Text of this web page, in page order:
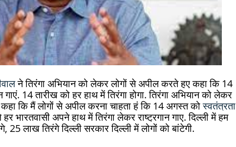
ने तिरंगा अभियान को लेकर लोगों से अपील करते हुए कहा कि 14
गाएं. 14 तारीख को हर हाथ में तिरंगा होगा. तिरंगा अभियान को लेकर
कि मैं लोगों से अपील करना चाहता हूं कि 14 अगस्त कोस्वतंत्रता
अपने हाथ में तिरंगा लेकर राष्ट्रगान गाए. दिल्ली में हम
25 लाख तिरंगे दिल्ली सरकार दिल्ली में लोगों को बांटेगी.